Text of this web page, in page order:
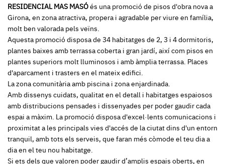
RESIDENCIAL MAS MASÓés una promoció de pisos d'obra nova a
Girona, en zona atractiva, propera i agradable per viure en família,
molt ben valorada pels veïns.
Aquesta promoció disposa de 34 habitatges de 2, 3 i 4 dormitoris,
plantes baixes amb terrassa coberta i gran jardí, així com pisos en
plantes superiors molt lluminosos i amb àmplia terrassa. Places
d'aparcament i trasters en el mateix edifici.
La zona comunitària amb piscina i zona enjardinada.
Amb dissenys cuidats, qualitat en el detall i habitatges espaiosos
amb distribucions pensades i dissenyades per poder gaudir cada
espai a màxim. La promoció disposa d'excel·lents comunicacions i
proximitat a les principals vies d'accés de la ciutat dins d'un entorn
tranquil, amb tots els serveis, que faran més còmode el teu dia a
dia en el teu nou habitatge.
Si ets dels que valoren poder gaudir d’amplis espais oberts, en